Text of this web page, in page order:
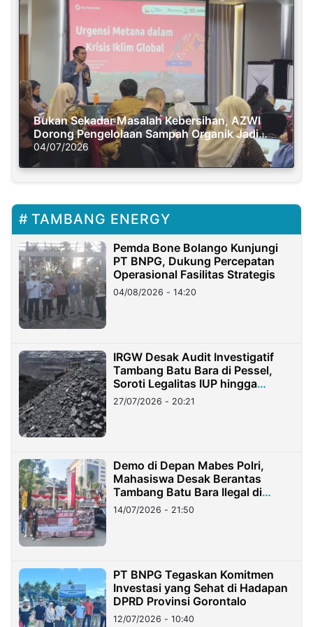
Bukan Sekadar Masalah Kebersihan, AZWI
Dorong Pengelolaan Sampah Organik Jadi
Solusi Krisis Iklim
04/07/2026
TAMBANG ENERGY
Pemda Bone Bolango Kunjungi
PT BNPG, Dukung Percepatan
Operasional Fasilitas Strategis
04/08/2026 - 14:20
IRGW Desak Audit Investigatif
Tambang Batu Bara di Pessel,
Soroti Legalitas IUP hingga
Stockpile
27/07/2026 - 20:21
Demo di Depan Mabes Polri,
Mahasiswa Desak Berantas
Tambang Batu Bara Ilegal di
Lampung
14/07/2026 - 21:50
PT BNPG Tegaskan Komitmen
Investasi yang Sehat di Hadapan
DPRD Provinsi Gorontalo
12/07/2026 - 10:40